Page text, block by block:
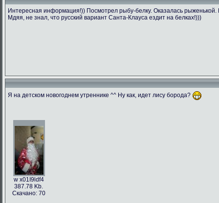
Интересная информация!)) Посмотрел рыбу-белку. Оказалась рыженькой.
Мдяя, не знал, что русский вариант Санта-Клауса ездит на белках!)))
Я на детском новогоднем утреннике ^^ Ну как, идет лису борода?
w x01I9ldf4
387.78 Kb.
Скачано: 70